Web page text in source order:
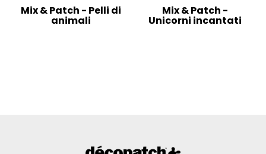
Mix & Patch - Pelli di
animali
Mix & Patch -
Unicorni incantati